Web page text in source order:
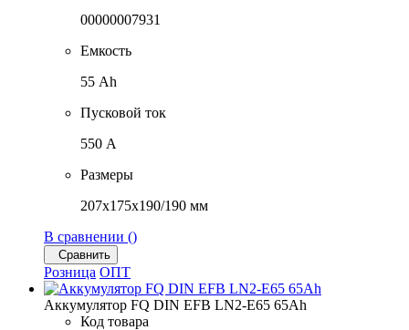
00000007931
Емкость
55 Ah
Пусковой ток
550 A
Размеры
207x175x190/190 мм
В сравнении ()
Сравнить
Розница ОПТ
Аккумулятор FQ DIN EFB LN2-E65 65Ah
Код товара